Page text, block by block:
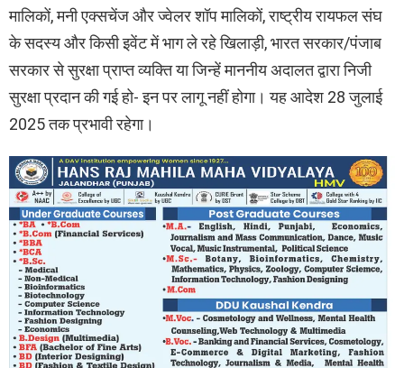
मालिकों, मनी एक्सचेंज और ज्वेलर शॉप मालिकों, राष्ट्रीय रायफल संघ
के सदस्य और किसी इवेंट में भाग ले रहे खिलाड़ी, भारत सरकार/पंजाब
सरकार से सुरक्षा प्राप्त व्यक्ति या जिन्हें माननीय अदालत द्वारा निजी
सुरक्षा प्रदान की गई हो- इन पर लागू नहीं होगा। यह आदेश 28 जुलाई
2025 तक प्रभावी रहेगा।